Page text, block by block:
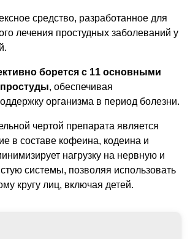
средство, разработанное для
лечения простудных заболеваний у
борется с 11 основными
, обеспечивая
организма в период болезни.
чертой препарата является
в составе кофеина, кодеина и
нагрузку на нервную и
системы, позволяя использовать
кругу лиц, включая детей.